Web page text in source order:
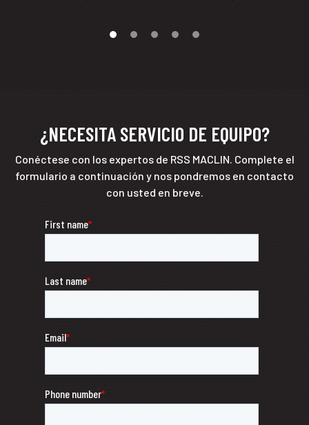
¿NECESITA SERVICIO DE EQUIPO?
Conéctese con los expertos de RSS MACLIN. Complete el
formulario a continuación y nos pondremos en contacto
con usted en breve.